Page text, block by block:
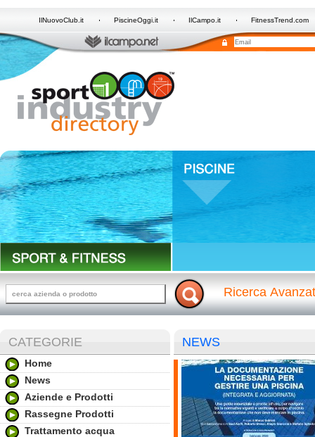
IlNuovoClub.it PiscineOggi.it IlCampo.it FitnessTrend.com
Ricerca
CATEGORIE
Home
News
Aziende e Prodotti
Rassegne Prodotti
Trattamento acqua
NEWS